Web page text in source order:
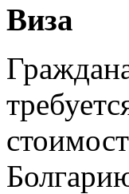
Виза